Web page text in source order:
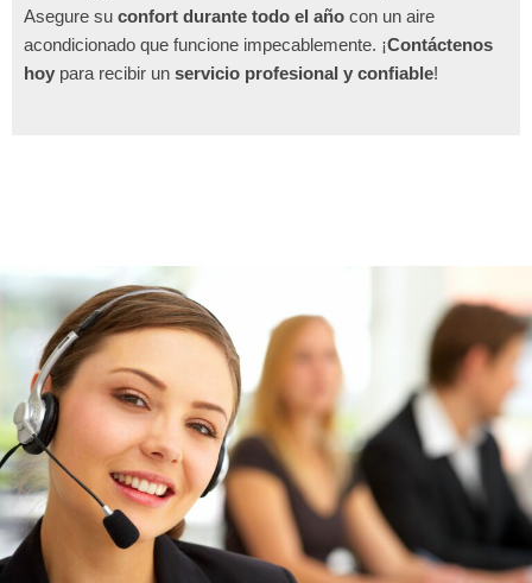
Asegure su confort durante todo el año con un aire
acondicionado que funcione impecablemente. ¡Contáctenos
hoy para recibir un servicio profesional y confiable!